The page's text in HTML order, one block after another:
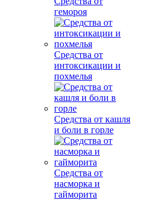
гемороя
Средства от
интоксикации и
похмелья
Средства от кашля
и боли в горле
Средства от
насморка и
гайморита